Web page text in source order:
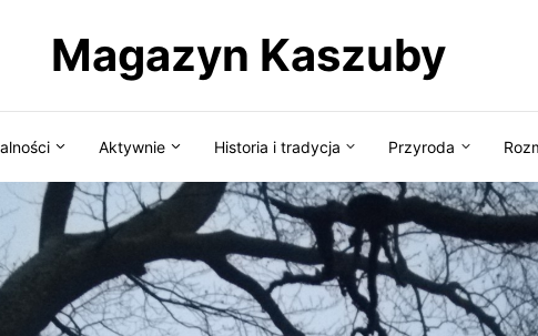
Magazyn Kaszuby
Aktywnie Historia i tradycja Przyroda